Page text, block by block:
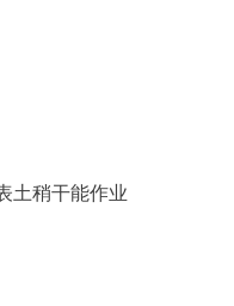
土稍干能作业